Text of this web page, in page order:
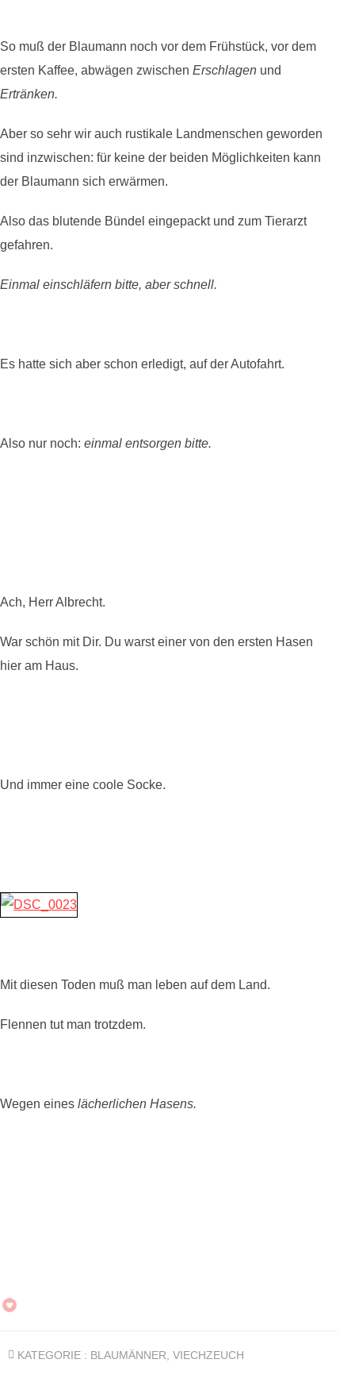
So muß der Blaumann noch vor dem Frühstück, vor dem
ersten Kaffee, abwägen zwischen Erschlagen und
Ertränken.
Aber so sehr wir auch rustikale Landmenschen geworden
sind inzwischen: für keine der beiden Möglichkeiten kann
der Blaumann sich erwärmen.
Also das blutende Bündel eingepackt und zum Tierarzt
gefahren.
Einmal einschläfern bitte, aber schnell.
Es hatte sich aber schon erledigt, auf der Autofahrt.
Also nur noch: einmal entsorgen bitte.
Ach, Herr Albrecht.
War schön mit Dir. Du warst einer von den ersten Hasen
hier am Haus.
Und immer eine coole Socke.
Mit diesen Toden muß man leben auf dem Land.
Flennen tut man trotzdem.
Wegen eines lächerlichen Hasens.
KATEGORIE : BLAUMÄNNER VIECHZEUCH